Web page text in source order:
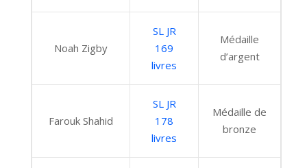
Noah Zigby
SL JR
169
livres
Médaille
d’argent
Farouk Shahid
SL JR
178
livres
Médaille de
bronze